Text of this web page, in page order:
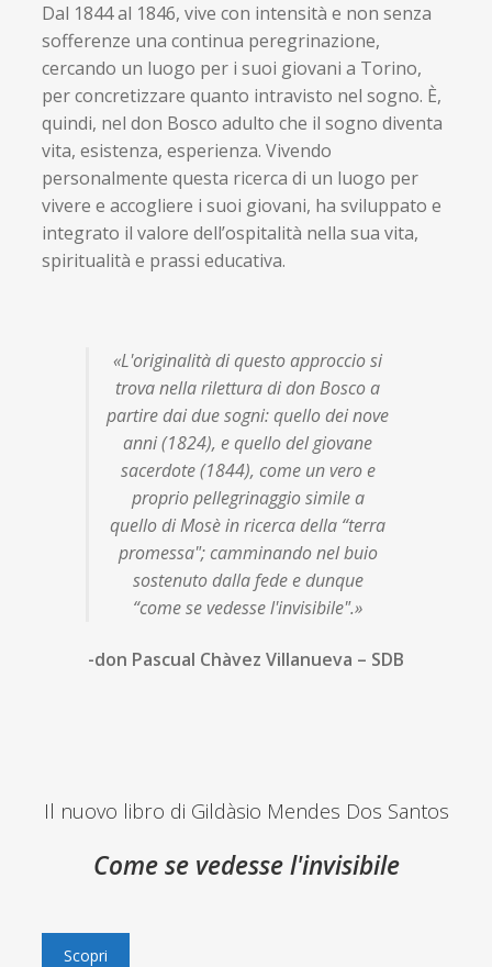
Dal 1844 al 1846, vive con intensità e non senza
sofferenze una continua peregrinazione,
cercando un luogo per i suoi giovani a Torino,
per concretizzare quanto intravisto nel sogno. È,
quindi, nel don Bosco adulto che il sogno diventa
vita, esistenza, esperienza. Vivendo
personalmente questa ricerca di un luogo per
vivere e accogliere i suoi giovani, ha sviluppato e
integrato il valore dell’ospitalità nella sua vita,
spiritualità e prassi educativa.
«L'originalità di questo approccio si
trova nella rilettura di don Bosco a
partire dai due sogni: quello dei nove
anni (1824), e quello del giovane
sacerdote (1844), come un vero e
proprio pellegrinaggio simile a
quello di Mosè in ricerca della “terra
promessa"; camminando nel buio
sostenuto dalla fede e dunque
“come se vedesse l'invisibile".»
-don Pascual Chàvez Villanueva – SDB
Il nuovo libro di Gildàsio Mendes Dos Santos
Come se vedesse l'invisibile
Scopri